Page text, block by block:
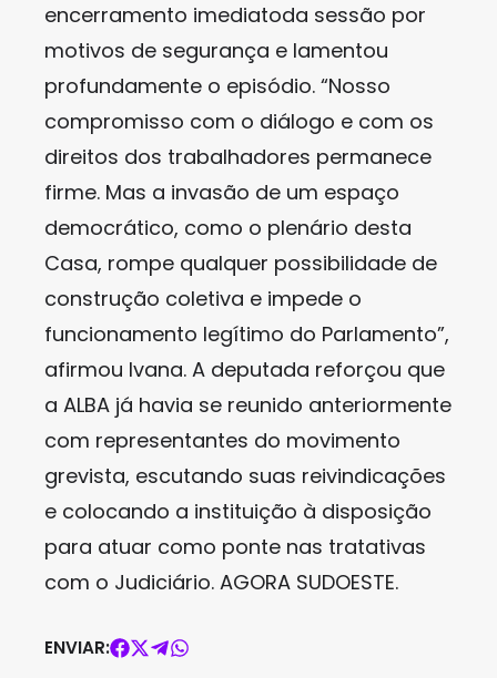
encerramento imediatoda sessão por
motivos de segurança e lamentou
profundamente o episódio. “Nosso
compromisso com o diálogo e com os
direitos dos trabalhadores permanece
firme. Mas a invasão de um espaço
democrático, como o plenário desta
Casa, rompe qualquer possibilidade de
construção coletiva e impede o
funcionamento legítimo do Parlamento”,
afirmou Ivana. A deputada reforçou que
a ALBA já havia se reunido anteriormente
com representantes do movimento
grevista, escutando suas reivindicações
e colocando a instituição à disposição
para atuar como ponte nas tratativas
com o Judiciário. AGORA SUDOESTE.
ENVIAR: